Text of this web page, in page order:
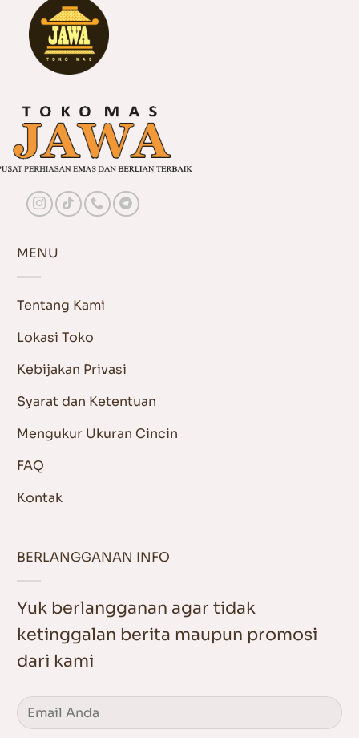
MENU
Tentang Kami
Lokasi Toko
Kebijakan Privasi
Syarat dan Ketentuan
Mengukur Ukuran Cincin
FAQ
Kontak
BERLANGGANAN INFO
Yuk berlangganan agar tidak
ketinggalan berita maupun promosi
dari kami